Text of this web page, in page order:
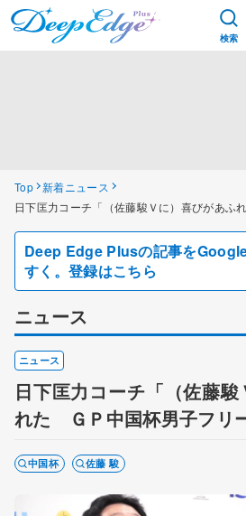
検索
Top 新着ニュース
日下匡力コーチ「（佐藤駿Ｖに）喜びがあ
Deep Edge Plusの記事を
すく。登録はこちら
ニュース
ニュース
日下匡力コーチ「（佐藤
れた ＧＰ中国杯男子フリ
中国杯 佐藤 駿